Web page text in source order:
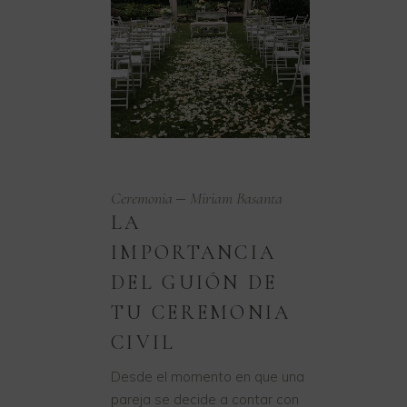
Ceremonia Miriam Basanta
LA
IMPORTANCIA
DEL GUIÓN DE
TU CEREMONIA
CIVIL
Desde el momento en que una
pareja se decide a contar con